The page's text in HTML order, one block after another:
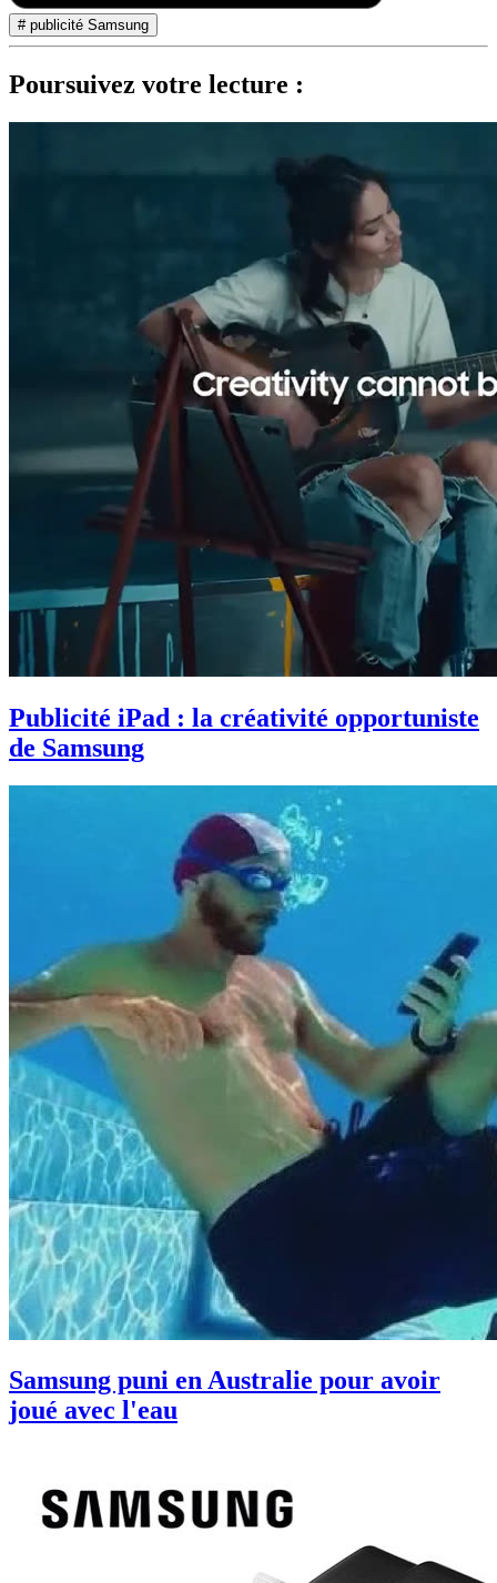
# publicité Samsung
Poursuivez votre lecture :
Publicité iPad : la créativité opportuniste
de Samsung
Samsung puni en Australie pour avoir
joué avec l'eau